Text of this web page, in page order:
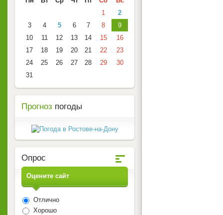
1
2
3
4 5 6 7 8
9
10
11 12 13 14 15
16
17
18 19 20 21 22
23
24
25 26 27 28 29
30
31
Прогноз погоды
Опрос
Оцените сайт
Отлично
Хорошо